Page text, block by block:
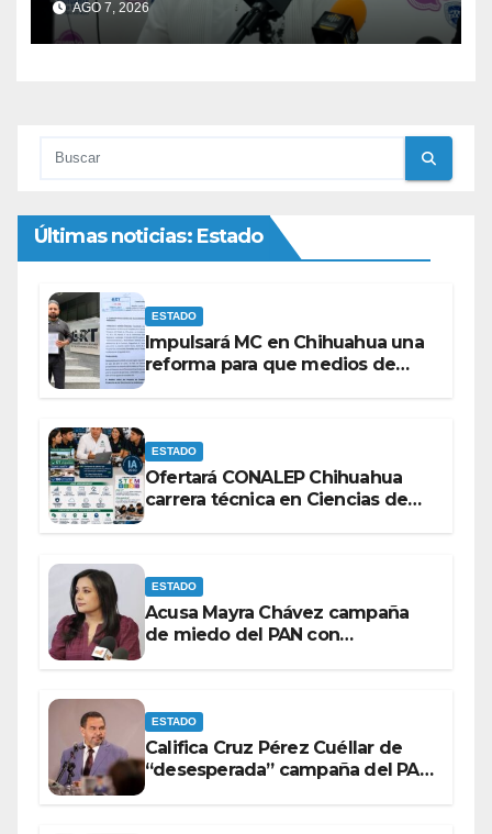
AGO 7, 2026
Últimas noticias: Estado
ESTADO
Impulsará MC en Chihuahua una
reforma para que medios de
ESTADO
Ofertará CONALEP Chihuahua
carrera técnica en Ciencias de
ESTADO
Acusa Mayra Chávez campaña
de miedo del PAN con
ESTADO
Califica Cruz Pérez Cuéllar de
“desesperada” campaña del PAN